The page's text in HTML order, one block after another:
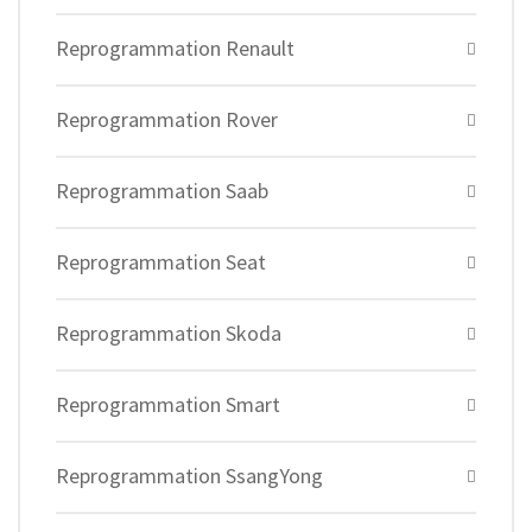
Reprogrammation Renault
Reprogrammation Rover
Reprogrammation Saab
Reprogrammation Seat
Reprogrammation Skoda
Reprogrammation Smart
Reprogrammation SsangYong